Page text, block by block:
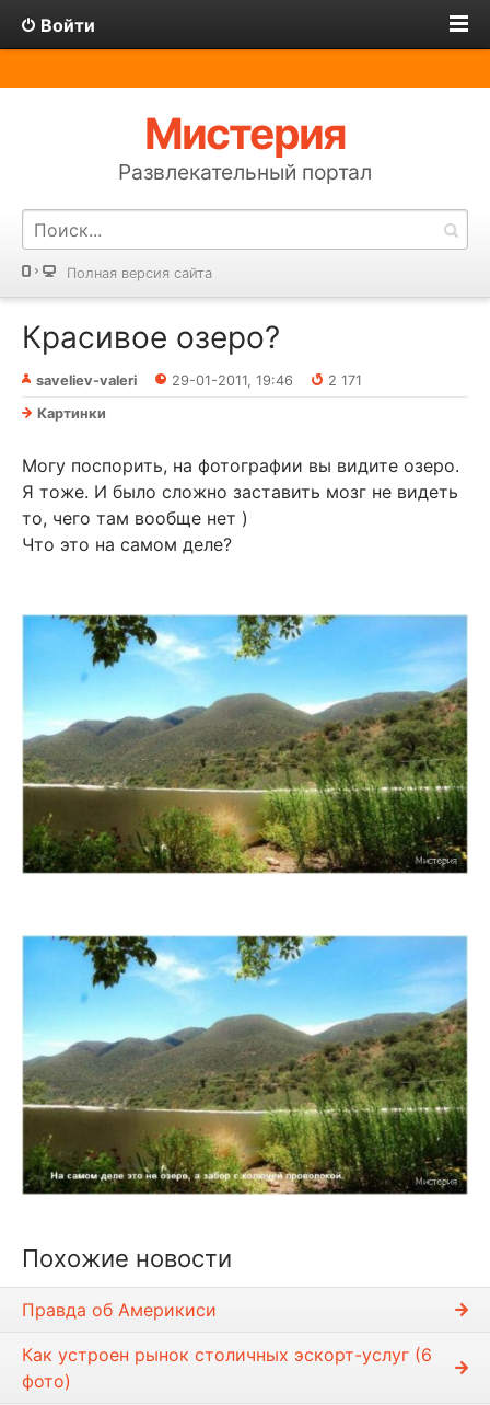
Войти
Мистерия
Развлекательный портал
Полная версия сайта
Красивое озеро?
saveliev-valeri 29-01-2011, 19:46
2 171
Картинки
Могу поспорить, на фотографии вы видите озеро.
Я тоже. И было сложно заставить мозг не видеть
то, чего там вообще нет )
Что это на самом деле?
Похожие новости
Правда об Америкиси
Как устроен рынок столичных эскорт-услуг (6
фото)